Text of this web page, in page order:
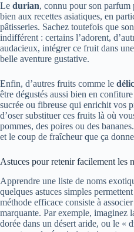
Le durian, connu pour son parfum
bien aux recettes asiatiques, en
pâtisseries. Sachez toutefois que
indifférent : certains l’adorent,
audacieux, intégrer ce fruit dans
belle aventure gustative.
Enfin, d’autres fruits comme le
être dégustés aussi bien en
sucrée ou fibreuse qui enrichit vos
d’oser substituer ces fruits là où
pommes, des poires ou des
et le coup de fraîcheur que ça
Astuces pour retenir facilement les
Apprendre une liste de noms
quelques astuces simples
méthode efficace consiste à
marquante. Par exemple, imaginez
dorée dans un désert aride, ou le «